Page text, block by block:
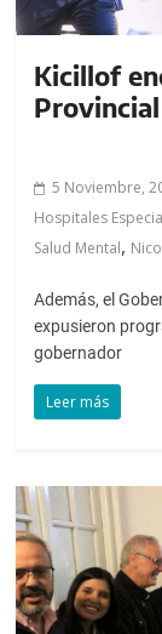
Kicillof
5 Noviembre,
Hospitales
Salud Mental,
Además, el
expusieron
gobernador
Leer más